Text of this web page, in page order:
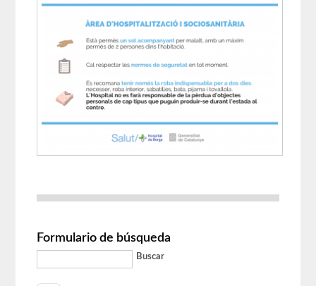
Formulario de búsqueda
Buscar